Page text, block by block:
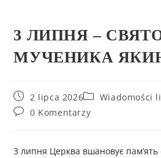
3 ЛИПНЯ –
МУЧЕНИКА
2 lipca 2026
Wiadomości
0 Komentarzy
3 липня Церква вшановує пам’ять